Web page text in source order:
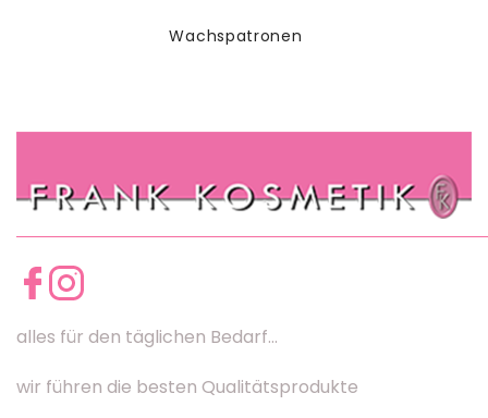
Wachspatronen
alles für den täglichen Bedarf...
wir führen die besten Qualitätsprodukte